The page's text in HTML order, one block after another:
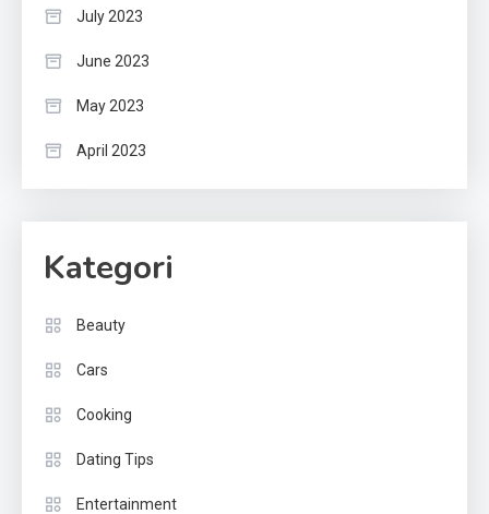
July 2023
June 2023
May 2023
April 2023
Kategori
Beauty
Cars
Cooking
Dating Tips
Entertainment